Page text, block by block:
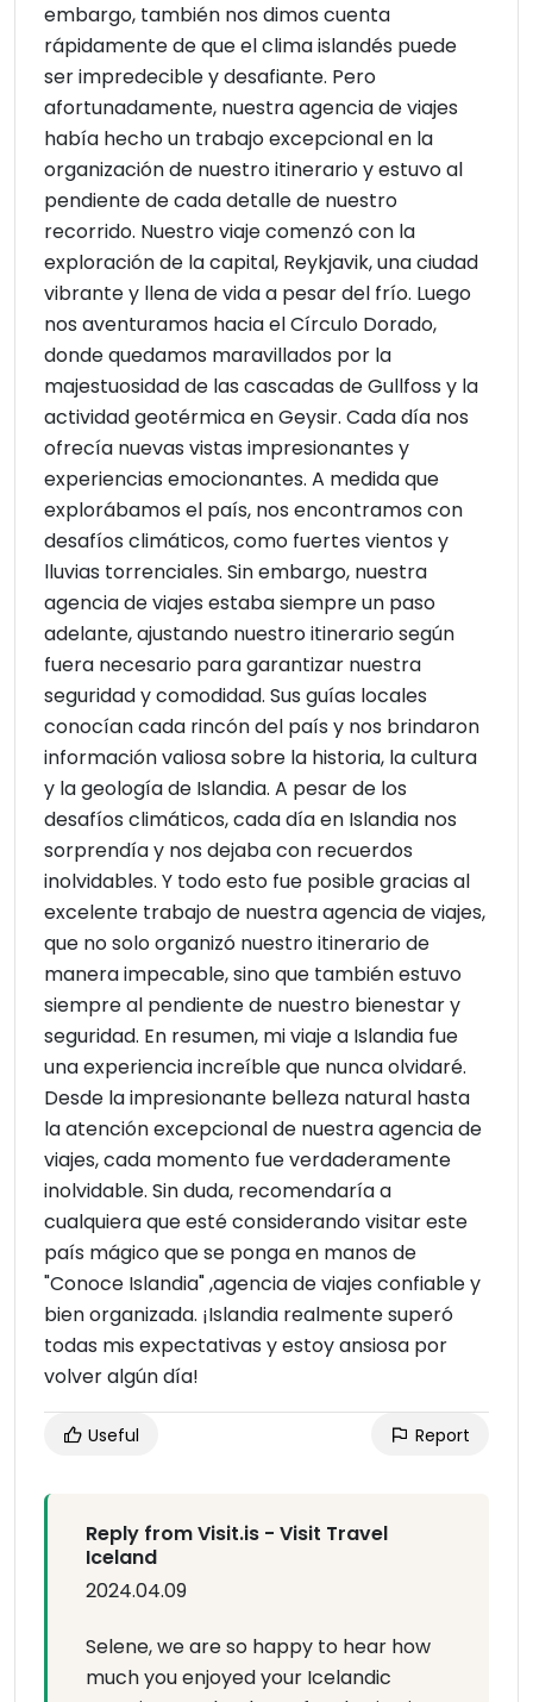
embargo, también nos dimos cuenta
rápidamente de que el clima islandés puede
ser impredecible y desafiante. Pero
afortunadamente, nuestra agencia de viajes
había hecho un trabajo excepcional en la
organización de nuestro itinerario y estuvo al
pendiente de cada detalle de nuestro
recorrido. Nuestro viaje comenzó con la
exploración de la capital, Reykjavik, una ciudad
vibrante y llena de vida a pesar del frío. Luego
nos aventuramos hacia el Círculo Dorado,
donde quedamos maravillados por la
majestuosidad de las cascadas de Gullfoss y la
actividad geotérmica en Geysir. Cada día nos
ofrecía nuevas vistas impresionantes y
experiencias emocionantes. A medida que
explorábamos el país, nos encontramos con
desafíos climáticos, como fuertes vientos y
lluvias torrenciales. Sin embargo, nuestra
agencia de viajes estaba siempre un paso
adelante, ajustando nuestro itinerario según
fuera necesario para garantizar nuestra
seguridad y comodidad. Sus guías locales
conocían cada rincón del país y nos brindaron
información valiosa sobre la historia, la cultura
y la geología de Islandia. A pesar de los
desafíos climáticos, cada día en Islandia nos
sorprendía y nos dejaba con recuerdos
inolvidables. Y todo esto fue posible gracias al
excelente trabajo de nuestra agencia de viajes,
que no solo organizó nuestro itinerario de
manera impecable, sino que también estuvo
siempre al pendiente de nuestro bienestar y
seguridad. En resumen, mi viaje a Islandia fue
una experiencia increíble que nunca olvidaré.
Desde la impresionante belleza natural hasta
la atención excepcional de nuestra agencia de
viajes, cada momento fue verdaderamente
inolvidable. Sin duda, recomendaría a
cualquiera que esté considerando visitar este
país mágico que se ponga en manos de
"Conoce Islandia" ,agencia de viajes confiable y
bien organizada. ¡Islandia realmente superó
todas mis expectativas y estoy ansiosa por
volver algún día!
Useful Report
Reply from Visit.is - Visit Travel
Iceland
2024.04.09
Selene, we are so happy to hear how
much you enjoyed your Icelandic